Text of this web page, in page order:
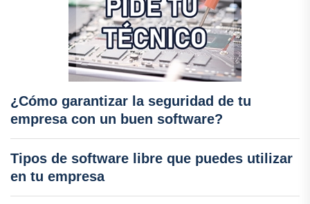
¿Cómo garantizar la seguridad de tu
empresa con un buen software?
Tipos de software libre que puedes utilizar
en tu empresa